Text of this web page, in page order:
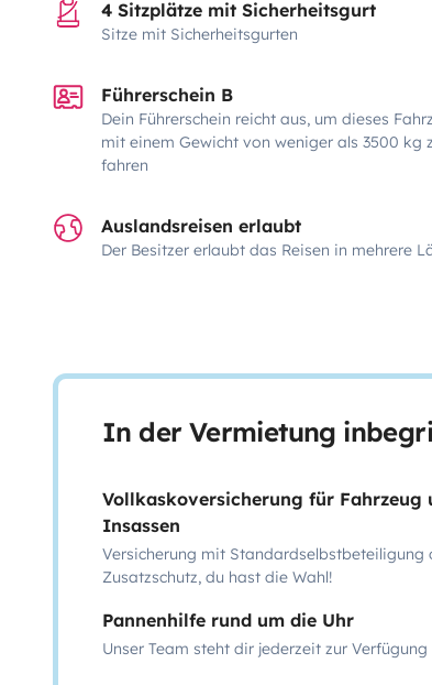
4 Sitzplätze mit Sicherheitsgurt
Sitze mit Sicherheitsgurten
Führerschein B
Dein Führerschein reicht aus, um dieses
mit einem Gewicht von weniger als 3500 kg
fahren
Auslandsreisen erlaubt
Der Besitzer erlaubt das Reisen in mehrere
In der Vermietung
Vollkaskoversicherung für Fahrzeug
Insassen
Versicherung mit Standardselbstbeteiligung
Zusatzschutz, du hast die Wahl!
Pannenhilfe rund um die Uhr
Unser Team steht dir jederzeit zur Verfügung